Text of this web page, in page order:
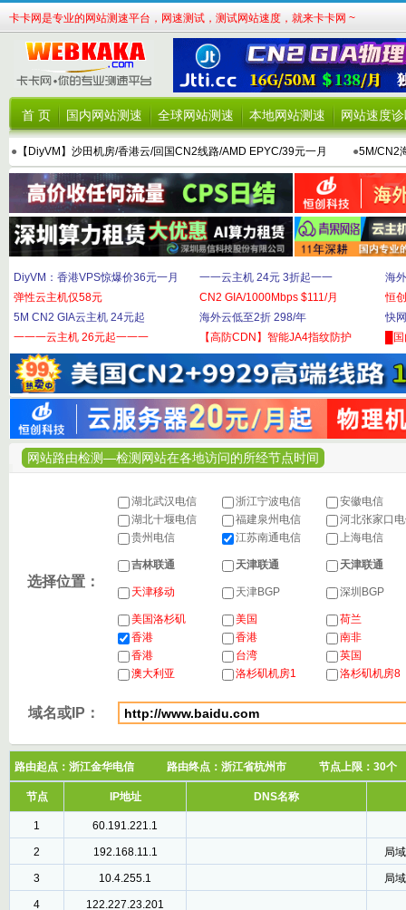
卡卡网是专业的网站测速平台，网速测试，测试网站速度，就来卡卡网 ~
首 页 国内网站测速 全球网站测速 本地网站测速 网站速度
● 【DiyVM】沙田机房/香港云/回国CN2线路/AMD EPYC/39元一月 ●5M/CN2
DiyVM：香港VPS惊爆价36元一月
弹性云主机仅58元
5M CN2 GIA云主机 24元起
一一一云主机 26元起一一一
一一云主机 24元 3折起一一
CN2 GIA/1000Mbps $111/月
海外云低至2折 298/年
【高防CDN】智能JA4指纹防护
海
恒
快
█
网站路由检测—检测网站在各地访问的所经节点时间
选择位置：
湖北武汉电信 浙江宁波电信
安徽电信
湖北十堰电信
福建泉州电信
河北张家口
贵州电信
江苏南通电信 上海电信
吉林联通 天津联通 天津联通
天津移动 天津BGP 深圳BGP
美国洛杉矶 美国
荷兰
香港
香港
南非
香港
台湾
英国
澳大利亚
洛杉矶机房1 洛杉矶机房8
域名或IP：
路由起点：浙江金华电信 路由终点：浙江省杭州市 节点上限：
节点 IP地址 DNS名称
1 60.191.221.1
2 192.168.11.1 局
3 10.4.255.1 局
4 122.227.23.201